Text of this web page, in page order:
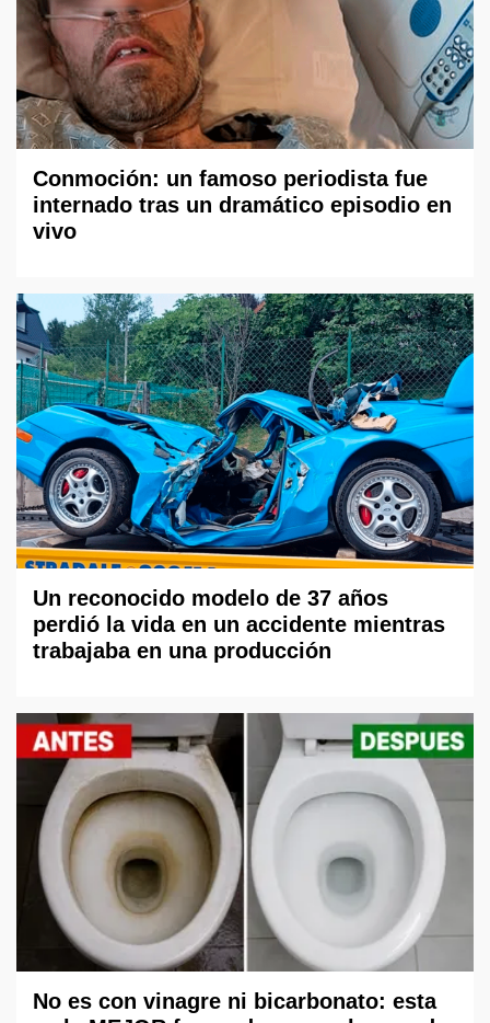
Conmoción: un famoso periodista fue
internado tras un dramático episodio en
vivo
Un reconocido modelo de 37 años
perdió la vida en un accidente mientras
trabajaba en una producción
No es con vinagre ni bicarbonato: esta